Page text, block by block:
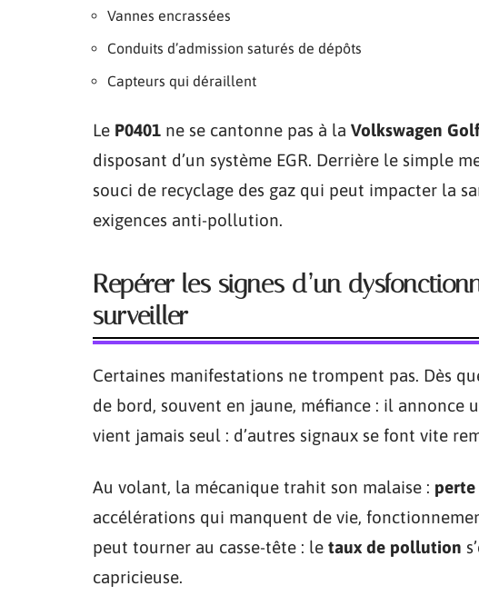
Vannes encrassées
Conduits d’admission saturés de dépôts
Capteurs qui déraillent
Le P0401 ne se cantonne pas à la Volkswagen Golf
disposant d’un système EGR. Derrière le simple
souci de recyclage des gaz qui peut impacter la
exigences anti-pollution.
Repérer les signes d’un
surveiller
Certaines manifestations ne trompent pas. Dès
de bord, souvent en jaune, méfiance : il annonce
vient jamais seul : d’autres signaux se font vite
Au volant, la mécanique trahit son malaise : perte
accélérations qui manquent de vie,
peut tourner au casse-tête : le taux de pollution
capricieuse.